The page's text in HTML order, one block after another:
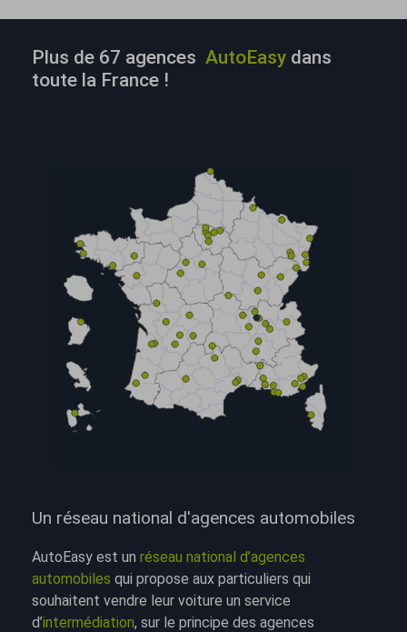
Plus de 67 agences AutoEasy dans
toute la France !
Un réseau national d'agences automobiles
AutoEasy est un réseau national d’agences
automobiles qui propose aux particuliers qui
souhaitent vendre leur voiture un service
d’intermédiation, sur le principe des agences